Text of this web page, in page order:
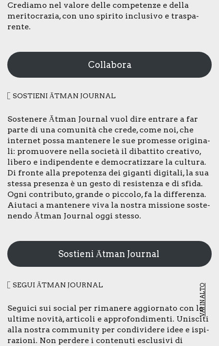
Cre­dia­mo nel valo­re del­le com­pe­ten­ze e del­la
meri­to­cra­zia, con uno spi­ri­to inclu­si­vo e tra­spa­
ren­te.
Collabora
SOSTIE­NI ĀTMAN JOUR­NAL
Soste­ne­re Ātman Jour­nal vuol dire entra­re a far
par­te di una comu­ni­tà che cre­de, come noi, che
inter­net pos­sa man­te­ne­re le sue pro­mes­se ori­gi­na­
li: pro­muo­ve­re nel­la socie­tà il dibat­ti­to crea­ti­vo,
libe­ro e indi­pen­den­te e demo­cra­tiz­za­re la cul­tu­ra.
Di fron­te alla pre­po­ten­za dei gigan­ti digi­ta­li, la sua
stes­sa pre­sen­za è un gesto di resi­sten­za e di sfi­da.
Ogni con­tri­bu­to, gran­de o pic­co­lo, fa la dif­fe­ren­za.
Aiu­ta­ci a man­te­ne­re viva la nostra mis­sio­ne soste­
nen­do Ātman Jour­nal oggi stes­so.
Sostieni Ātman Journal
SEGUI ĀTMAN JOUR­NAL
Segui­ci sui social per rima­ne­re aggior­na­to con le
ulti­me novi­tà, arti­co­li e appro­fon­di­men­ti. Uni­sci­ti
alla nostra com­mu­ni­ty per con­di­vi­de­re idee e ispi­
ra­zio­ni. Non per­de­re i con­te­nu­ti esclu­si­vi di
VAI IN ALTO